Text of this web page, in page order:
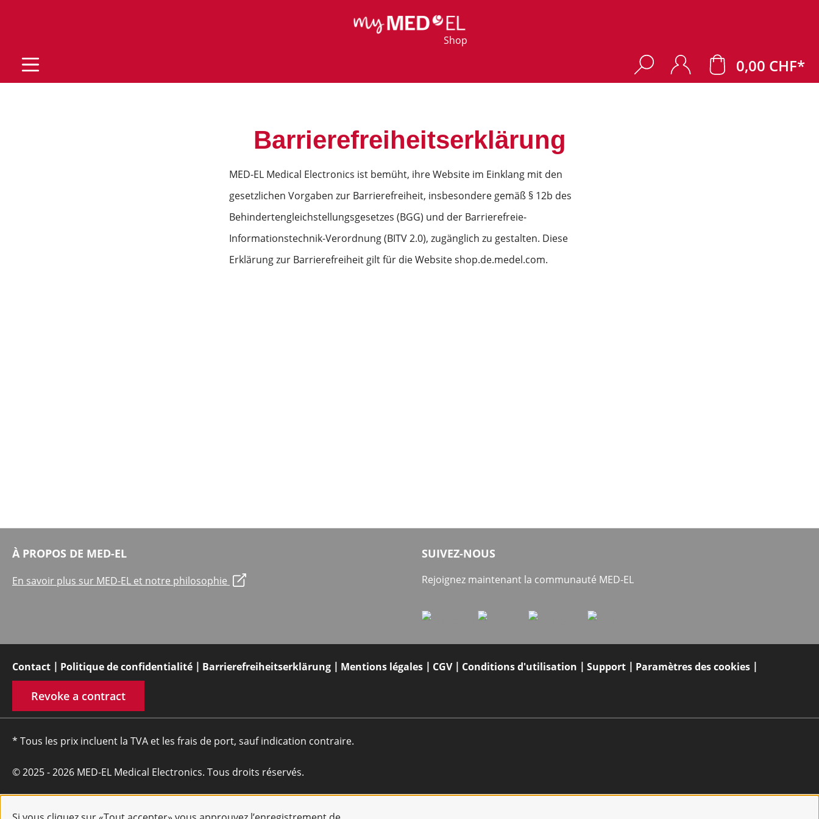
Shop
0,00 CHF*
Barrierefreiheitserklärung
MED-EL Medical Electronics ist bemüht, ihre Website im Einklang mit den
gesetzlichen Vorgaben zur Barrierefreiheit, insbesondere gemäß § 12b des
Behindertengleichstellungsgesetzes (BGG) und der Barrierefreie-
Informationstechnik-Verordnung (BITV 2.0), zugänglich zu gestalten. Diese
Erklärung zur Barrierefreiheit gilt für die Website shop.de.medel.com.
À PROPOS DE MED-EL
En savoir plus sur MED-EL et notre philosophie
SUIVEZ-NOUS
Rejoignez maintenant la communauté MED-EL
Contact Politique de confidentialité Barrierefreiheitserklärung Mentions légales CGV Conditions d'utilisation Support Paramètres des cookies
Revoke a contract
* Tous les prix incluent la TVA et les frais de port, sauf indication contraire.
© 2025 - 2026 MED-EL Medical Electronics. Tous droits réservés.